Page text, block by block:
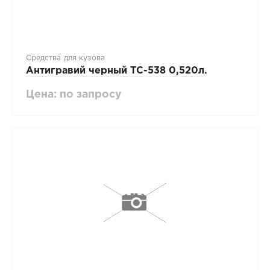
Средства для кузова
Антигравий черный ТС-538 0,520л.
Цена: по запросу